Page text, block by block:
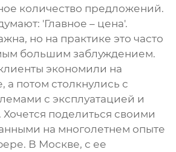
количество предложений.
'Главное – цена'.
но на практике это часто
большим заблуждением.
экономили на
а потом столкнулись с
с эксплуатацией и
поделиться своими
на многолетнем опыте
В Москве, с ее